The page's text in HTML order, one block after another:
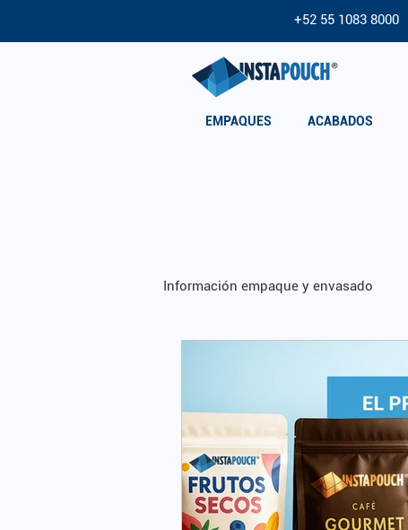
+52 55 1083 8000
EMPAQUES ACABADOS
Información empaque y envasado